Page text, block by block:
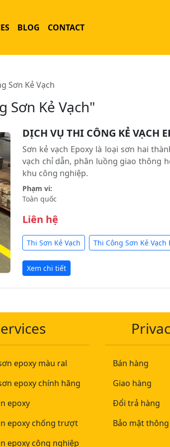
BLOG CONTACT
Sơn Kẻ Vạch
Sơn Kẻ Vạch"
DỊCH VỤ THI CÔNG KẺ VẠCH
Sơn kẻ vạch Epoxy là loại sơn hai
vạch chỉ dẫn, phân luồng giao thông
khu công nghiệp.
Phạm vi:
Toàn quốc
Liên hệ
Thi Sơn Kẻ Vạch Thi Công Sơn Kẻ Vạch
Xem chi tiết
epoxy màu ral
epoxy chính hãng
epoxy
epoxy chống trượt
epoxy công nghiệp
Bán hàng
Giao hàng
Đổi trả hàng
Bảo mật